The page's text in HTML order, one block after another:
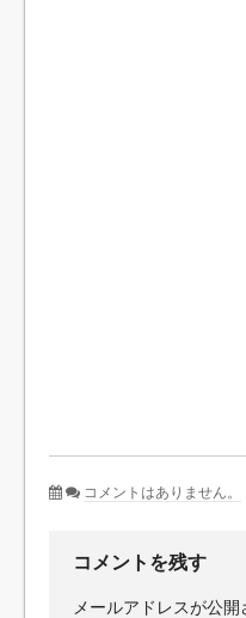
コメントはありません。
コメントを残す
メールアドレスが公開